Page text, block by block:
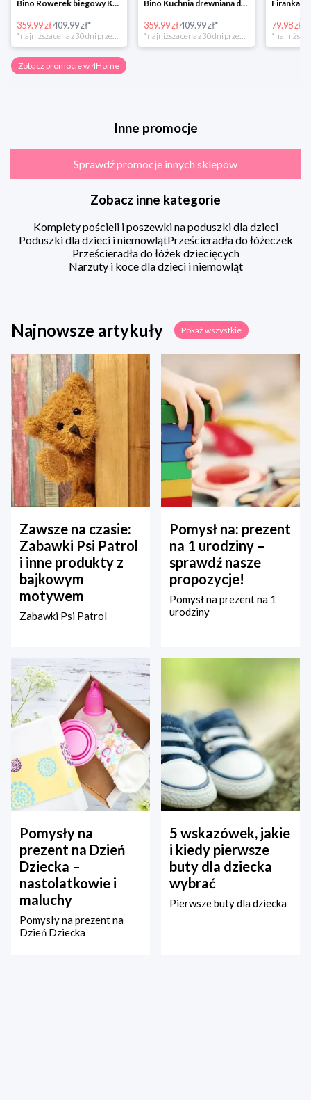
Bino Rowerek biegowy Krecik
359.99 zł409.99 zł*
Bino Kuchnia drewniana dla dzieci Provence
359.99 zł409.99 zł* 79.98 zł
Zobacz promocje w 4Home
Inne promocje
Sprawdź promocje innych sklepów
Zobacz inne kategorie
Komplety pościeli i poszewki na poduszki dla dzieci
Poduszki dla dzieci i niemowlątPrześcieradła do łóżeczek
Prześcieradła do łóżek dziecięcych
Narzuty i koce dla dzieci i niemowląt
Najnowsze artykuły Pokaż wszystkie
Zawsze na czasie:
Zabawki Psi Patrol
i inne produkty z
bajkowym
motywem
Zabawki Psi Patrol
Pomysł na: prezent
na 1 urodziny –
sprawdź nasze
propozycje!
Pomysł na prezent na 1
urodziny
Pomysły na
prezent na Dzień
Dziecka –
nastolatkowie i
maluchy
Pomysły na prezent na
Dzień Dziecka
5 wskazówek, jakie
i kiedy pierwsze
buty dla dziecka
wybrać
Pierwsze buty dla dziecka